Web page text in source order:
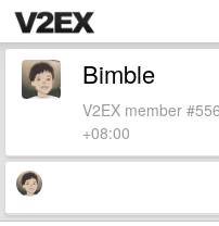
Bimble
V2EX member
+08:00